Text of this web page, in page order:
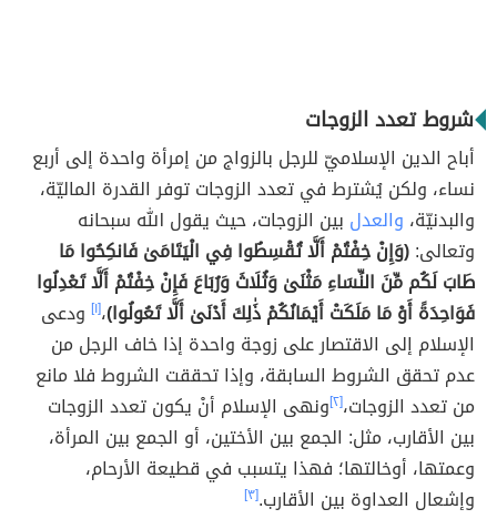
شروط تعدد الزوجات
أباح الدين الإسلاميّ للرجل بالزواج من إمرأة واحدة إلى أربع
نساء، ولكن يُشترط في تعدد الزوجات توفر القدرة الماليّة،
والبدنيّة، والعدل بين الزوجات، حيث يقول الله سبحانه
وتعالى:(وَإِنْ خِفْتُمْ أَلَّا تُقْسِطُوا فِي الْيَتَامَىٰ فَانكِحُوا مَا
طَابَ لَكُم مِّنَ النِّسَاءِ مَثْنَىٰ وَثُلَاثَ وَرُبَاعَ فَإِنْ خِفْتُمْ أَلَّا تَعْدِلُوا
فَوَاحِدَةً أَوْ مَا مَلَكَتْ أَيْمَانُكُمْ ذَٰلِكَ أَدْنَىٰ أَلَّا تَعُولُوا)،[١] ودعى
الإسلام إلى الاقتصار على زوجة واحدة إذا خاف الرجل من
عدم تحقق الشروط السابقة، وإذا تحققت الشروط فلا مانع
من تعدد الزوجات،[٢] ونهى الإسلام أنْ يكون تعدد الزوجات
بين الأقارب، مثل: الجمع بين الأختين، أو الجمع بين المرأة،
وعمتها، أوخالتها؛ فهذا يتسبب في قطيعة الأرحام،
وإشعال العداوة بين الأقارب.[٣]